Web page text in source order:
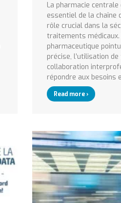
La pharmacie
essentiel de la chaîne
rôle crucial dans la
traitements médicaux.
pharmaceutique
précise, l’utilisation
collaboration
répondre aux besoins
Read more ›